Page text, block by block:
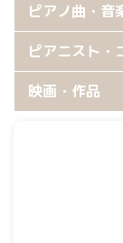
ピアノ曲・音
ピアニスト・
映画・作品